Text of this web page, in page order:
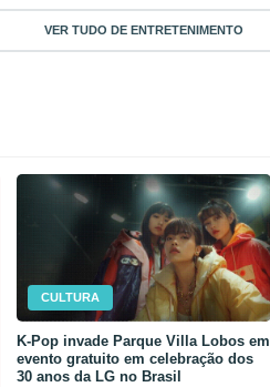
VER TUDO DE ENTRETENIMENTO
CULTURA
K-Pop invade Parque Villa Lobos em
evento gratuito em celebração dos
30 anos da LG no Brasil